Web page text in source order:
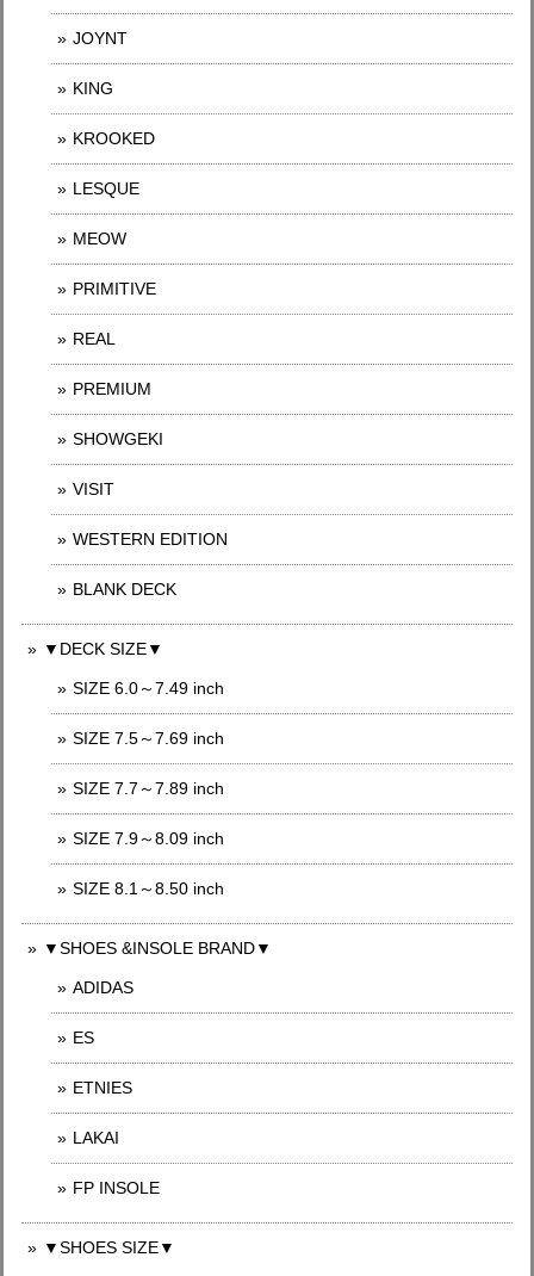
JOYNT
KING
KROOKED
LESQUE
MEOW
PRIMITIVE
REAL
PREMIUM
SHOWGEKI
VISIT
WESTERN EDITION
BLANK DECK
▼DECK SIZE▼
SIZE 6.0～7.49 inch
SIZE 7.5～7.69 inch
SIZE 7.7～7.89 inch
SIZE 7.9～8.09 inch
SIZE 8.1～8.50 inch
▼SHOES &INSOLE BRAND▼
ADIDAS
ES
ETNIES
LAKAI
FP INSOLE
▼SHOES SIZE▼